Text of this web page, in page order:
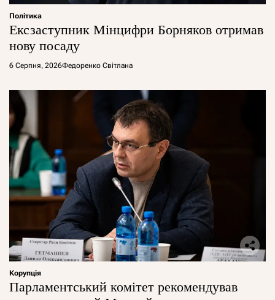
Політика
Ексзаступник Мінцифри Борняков отримав
нову посаду
6 Серпня, 2026Федоренко Світлана
Корупція
Парламентський комітет рекомендував